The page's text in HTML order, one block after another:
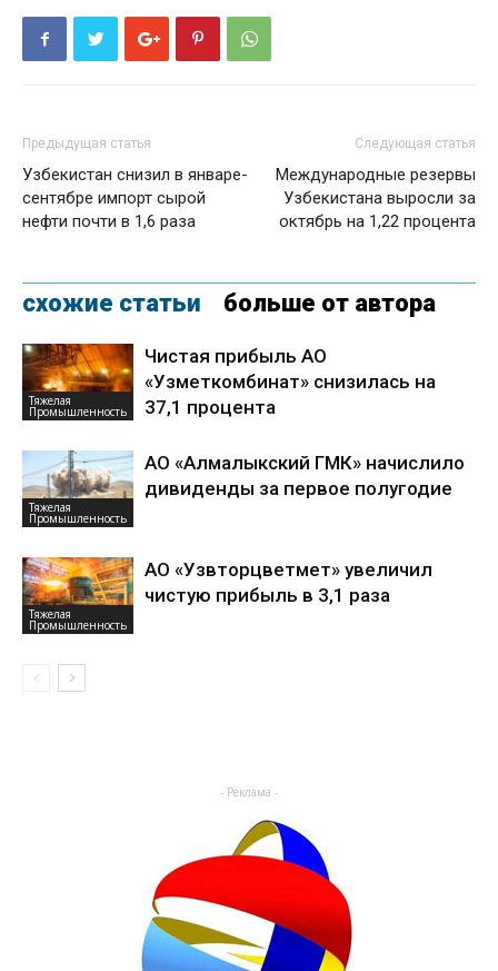
Предыдущая статья
Узбекистан снизил в январе-
сентябре импорт сырой
нефти почти в 1,6 раза
Следующая статья
Международные резервы
Узбекистана выросли за
октябрь на 1,22 процента
схожие статьи больше от автора
Тяжелая
Промышленность
Чистая прибыль АО
«Узметкомбинат» снизилась на
37,1 процента
Тяжелая
Промышленность
АО «Алмалыкский ГМК» начислило
дивиденды за первое полугодие
Тяжелая
Промышленность
АО «Узвторцветмет» увеличил
чистую прибыль в 3,1 раза
- Реклама -